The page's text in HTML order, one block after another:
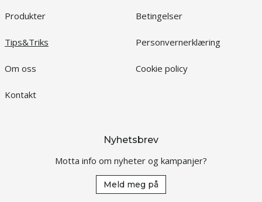
Produkter
Tips&Triks
Om oss
Kontakt
Betingelser
Personvernerklæring
Cookie policy
Nyhetsbrev
Motta info om nyheter og kampanjer?
Meld meg på